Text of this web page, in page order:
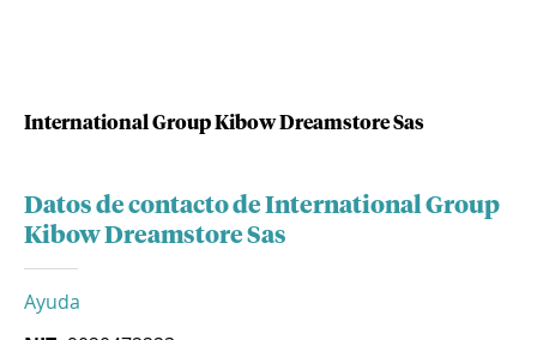
International Group Kibow Dreamstore Sas
Datos de contacto de International Group
Kibow Dreamstore Sas
Ayuda